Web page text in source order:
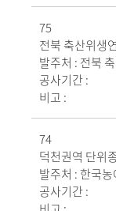
75
전북 축산위생
발주처 : 전북
공사기간 :
비고 :
74
덕천권역 단위
발주처 : 한국
공사기간 :